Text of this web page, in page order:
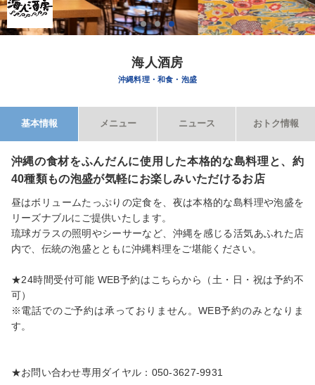
海人酒房
沖縄料理・和食・泡盛
基本情報 メニュー ニュース おトク情報
沖縄の食材をふんだんに使用した本格的な島料理と、約
40種類もの泡盛が気軽にお楽しみいただけるお店
昼はボリュームたっぷりの定食を、夜は本格的な島料理や泡盛を
リーズナブルにご提供いたします。
琉球ガラスの照明やシーサーなど、沖縄を感じる活気あふれた店
内で、伝統の泡盛とともに沖縄料理をご堪能ください。
★24時間受付可能 WEB予約は こちらから
（土・日・祝は予約不
可）
※電話でのご予約は承っておりません。WEB予約のみとなりま
す。
★お問い合わせ専用ダイヤル：050-3627-9931